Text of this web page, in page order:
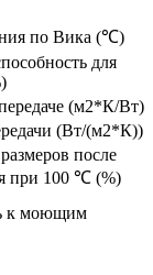
по Вика (℃)
для
(м2*К/Вт)
(Вт/(м2*К))
после
при 100 ℃ (%)
к моющим